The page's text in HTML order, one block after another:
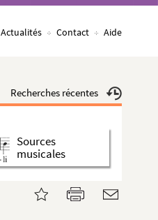
Actualités Contact Aide
Recherches récentes
Sources
musicales